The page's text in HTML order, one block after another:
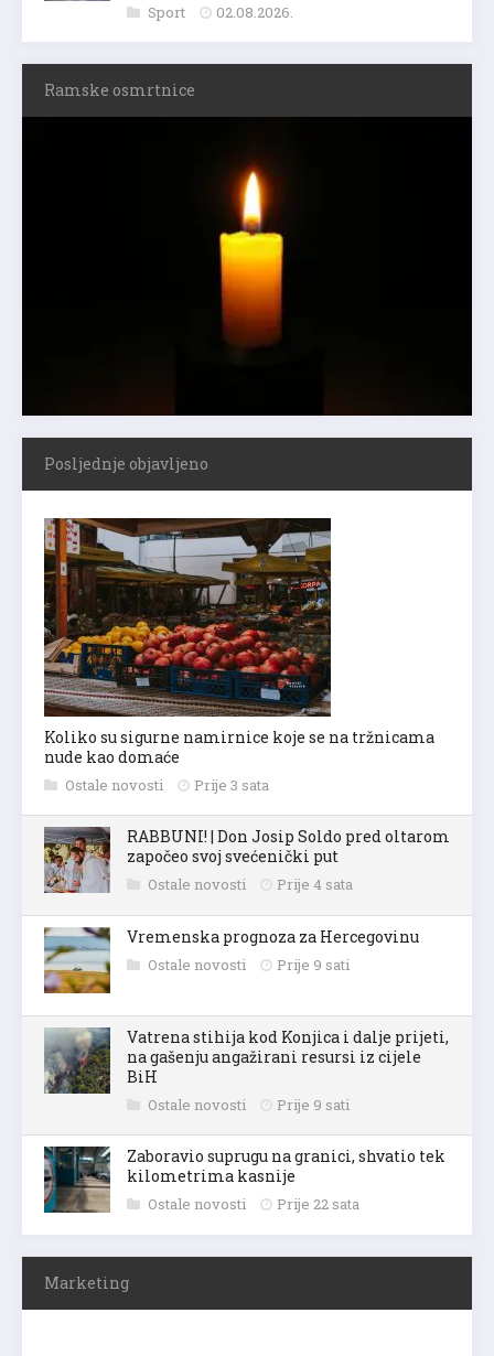
Sport 02.08.2026.
Ramske osmrtnice
Posljednje objavljeno
Koliko su sigurne namirnice koje se na tržnicama
nude kao domaće
Ostale novosti Prije 3 sata
RABBUNI! | Don Josip Soldo pred oltarom
započeo svoj svećenički put
Ostale novosti Prije 4 sata
Vremenska prognoza za Hercegovinu
Ostale novosti Prije 9 sati
Vatrena stihija kod Konjica i dalje prijeti,
na gašenju angažirani resursi iz cijele
BiH
Ostale novosti Prije 9 sati
Zaboravio suprugu na granici, shvatio tek
kilometrima kasnije
Ostale novosti Prije 22 sata
Marketing